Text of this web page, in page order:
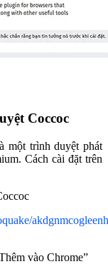
Coccoc
một trình duyệt phát
Cách cài đặt trên
vào Chrome”